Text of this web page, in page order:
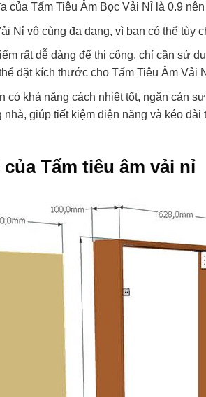
của Tấm Tiêu Âm Bọc Vải Nỉ là 0.9
Nỉ vô cùng đa dạng, vì bạn có thể tùy
rất dễ dàng để thi công, chỉ cần sử
đặt kích thước cho Tấm Tiêu Âm Vải
có khả năng cách nhiệt tốt, ngăn cản
giúp tiết kiệm điện năng và kéo dài
Tấm tiêu âm vải nỉ